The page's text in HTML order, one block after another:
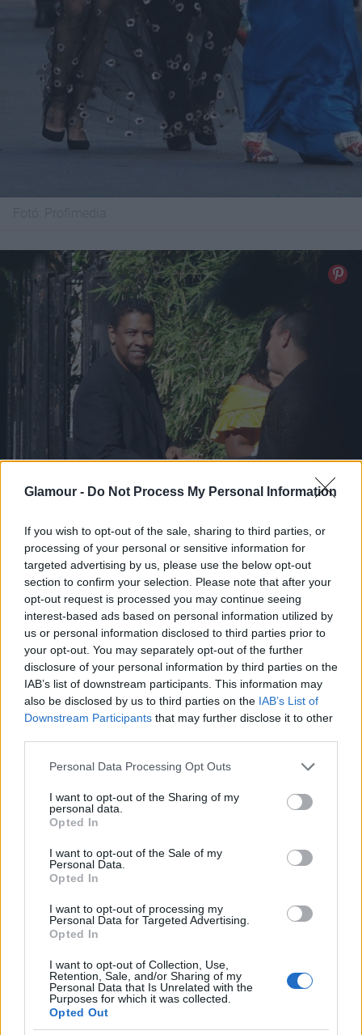
Glamour - Do Not Process My Personal Information
If you wish to opt-out of the sale, sharing to third parties, or
processing of your personal or sensitive information for
targeted advertising by us, please use the below opt-out
section to confirm your selection. Please note that after your
opt-out request is processed you may continue seeing
interest-based ads based on personal information utilized by
us or personal information disclosed to third parties prior to
your opt-out. You may separately opt-out of the further
disclosure of your personal information by third parties on the
IAB’s list of downstream participants. This information may
also be disclosed by us to third parties on the IAB’s List of
Downstream Participants that may further disclose it to other
Please note that this website/app uses one or more Google
not limited to your visit or usage behaviour. You may click to
grant or deny consent to Google and its third-party tags to
use your data for below specified purposes in below Google
consent section.
Personal Data Processing Opt Outs
I want to opt-out of the Sharing of my
personal data.
Opted In
I want to opt-out of the Sale of my
Personal Data.
Opted In
I want to opt-out of processing my
Personal Data for Targeted Advertising.
Opted In
I want to opt-out of Collection, Use,
Retention, Sale, and/or Sharing of my
Personal Data that Is Unrelated with the
Purposes for which it was collected.
Opted Out
Profimedia